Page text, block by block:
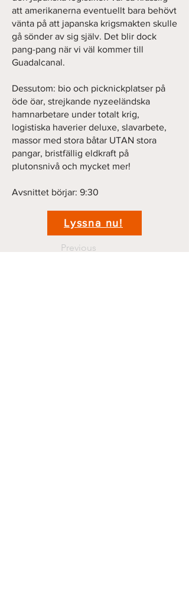
att amerikanerna eventuellt bara behövt
vänta på att japanska krigsmakten skulle
gå sönder av sig själv. Det blir dock
pang-pang när vi väl kommer till
Guadalcanal.
Dessutom: bio och picknickplatser på
öde öar, strejkande nyzeeländska
hamnarbetare under totalt krig,
logistiska haverier deluxe, slavarbete,
massor med stora båtar UTAN stora
pangar, bristfällig eldkraft på
plutonsnivå och mycket mer!
Avsnittet börjar: 9:30
Lyssna nu!
Previous